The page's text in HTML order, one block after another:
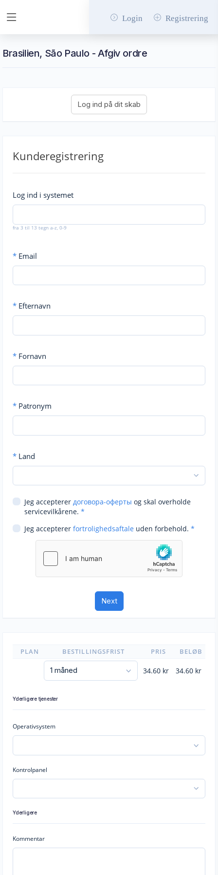
Login Registrering
Brasilien, São Paulo - Afgiv ordre
Kunderegistrering
Log ind i systemet
fra 3 til 13 tegn a-z, 0-9
* Email
* Efternavn
* Fornavn
* Patronym
* Land
Jeg accepterer договора-оферты og skal overholde
servicevilkårene. *
Jeg accepterer fortrolighedsaftale uden forbehold. *
PLAN BESTILLINGSFRIST PRIS BELØB
34.60kr 34.60kr
Yderligere tjenester
Operativsystem
Kontrolpanel
Yderligere
Kommentar